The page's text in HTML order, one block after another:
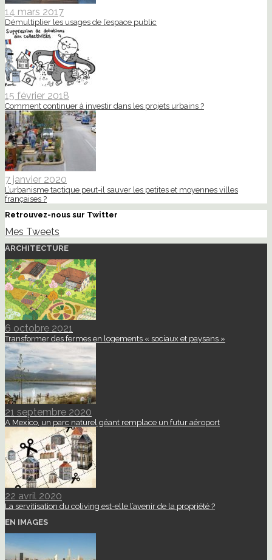
14 mars 2017
Démultiplier les usages de l’espace public
15 février 2018
Comment continuer à investir dans les projets urbains ?
7 janvier 2020
L’urbanisme tactique peut-il sauver les petites et moyennes villes
françaises ?
Retrouvez-nous sur Twitter
Mes Tweets
ARCHITECTURE
6 octobre 2021
Transformer des fermes en logements « sociaux et paysans »
21 septembre 2020
A Mexico, un parc naturel géant remplace un futur aéroport
22 avril 2020
La servitisation du coliving est-elle l’avenir de la propriété ?
EN IMAGES